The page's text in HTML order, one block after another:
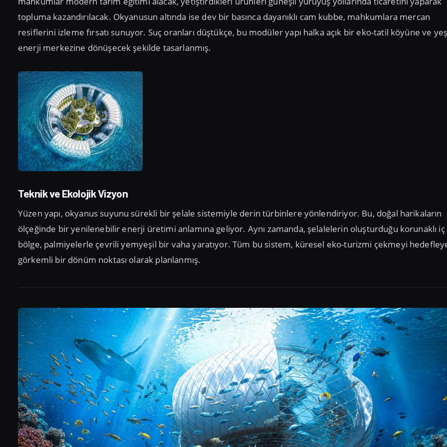
topluma kazandırılacak. Okyanusun altında ise dev bir basınca dayanıklı cam kubbe, mahkumlara mercan
resiflerini izleme fırsatı sunuyor. Suç oranları düştükçe, bu modüler yapı halka açık bir eko-tatil köyüne ve
enerji merkezine dönüşecek şekilde tasarlanmış.
Teknik ve Ekolojik Vizyon
Yüzen yapı, okyanus suyunu sürekli bir şelale sistemiyle derin türbinlere yönlendiriyor. Bu, doğal harikaların
ölçeğinde bir yenilenebilir enerji üretimi anlamına geliyor. Aynı zamanda, şelalelerin oluşturduğu korunaklı iç
bölge, palmiyelerle çevrili yemyeşil bir vaha yaratıyor. Tüm bu sistem, küresel eko-turizmi çekmeyi
görkemli bir dönüm noktası olarak planlanmış.